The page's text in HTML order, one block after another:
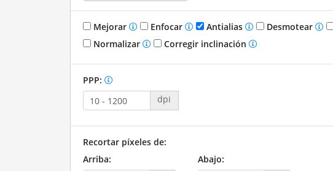
Mejorar Enfocar Antialias Desmotear
Normalizar
Corregir inclinación
PPP:
dpi
Recortar píxeles de:
Arriba:
Abajo: